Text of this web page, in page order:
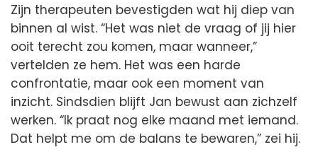
Zijn therapeuten bevestigden wat hij diep van
binnen al wist. “Het was niet de vraag of jij hier
ooit terecht zou komen, maar wanneer,”
vertelden ze hem. Het was een harde
confrontatie, maar ook een moment van
inzicht. Sindsdien blijft Jan bewust aan zichzelf
werken. “Ik praat nog elke maand met iemand.
Dat helpt me om de balans te bewaren,” zei hij.